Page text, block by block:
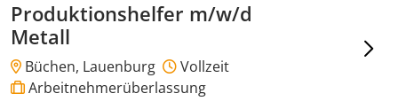
Produktionshelfer m/w/d
Metall
Büchen, Lauenburg
Vollzeit
Arbeitnehmerüberlassung